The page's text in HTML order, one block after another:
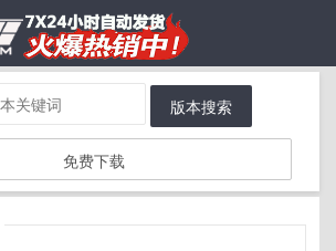
版本搜索
免费下载